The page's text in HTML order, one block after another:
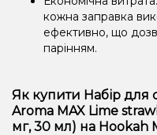
кожна заправка
ефективно, що
парінням.
Як купити Набір для
Aroma MAX Lime
мг, 30 мл) на Hookah